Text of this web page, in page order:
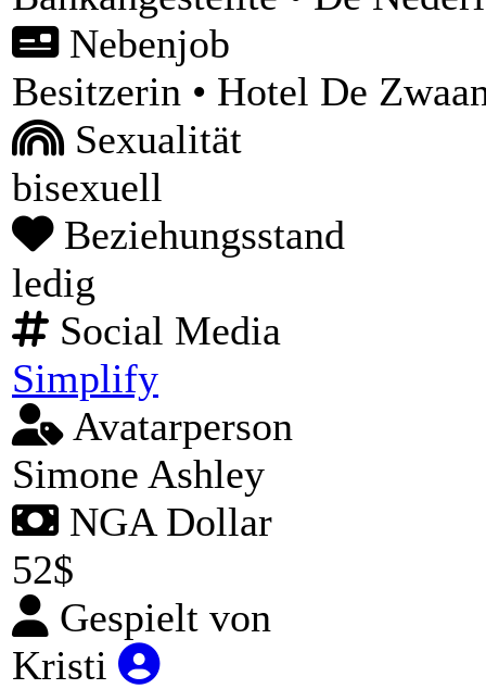
Nebenjob
Besitzerin • Hotel De
Sexualität
bisexuell
Beziehungsstand
ledig
Social Media
Simplify
Avatarperson
Simone Ashley
NGA Dollar
52$
Gespielt von
Kristi